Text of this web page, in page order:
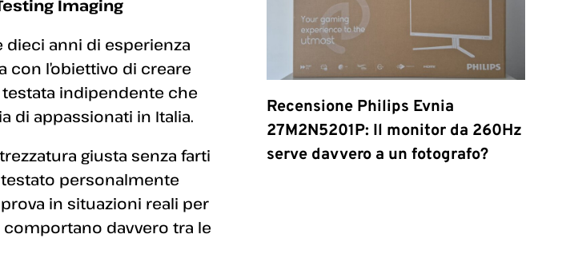
Imaging
anni di esperienza
con l’obiettivo di creare
indipendente che
di appassionati in Italia.
giusta senza farti
personalmente
in situazioni reali per
davvero tra le
Recensione Philips Evnia
27M2N5201P: Il monitor da 260Hz
serve davvero a un fotografo?